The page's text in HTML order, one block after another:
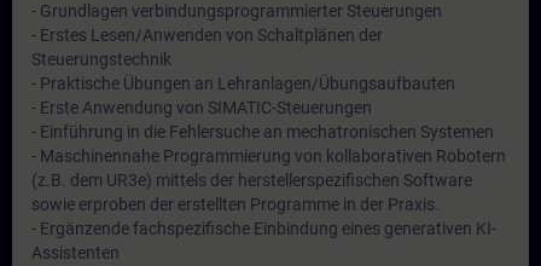
- Grundlagen verbindungsprogrammierter Steuerungen
- Erstes Lesen/Anwenden von Schaltplänen der
Steuerungstechnik
- Praktische Übungen an Lehranlagen/Übungsaufbauten
- Erste Anwendung von SIMATIC-Steuerungen
- Einführung in die Fehlersuche an mechatronischen Systemen
- Maschinennahe Programmierung von kollaborativen Robotern
(z.B. dem UR3e) mittels der herstellerspezifischen Software
sowie erproben der erstellten Programme in der Praxis.
- Ergänzende fachspezifische Einbindung eines generativen KI-
Assistenten